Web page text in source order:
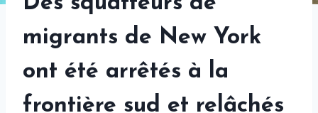
migrants de New York
ont ​​été arrêtés à la
frontière sud et relâchés